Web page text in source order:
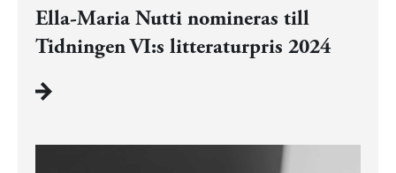
Ella-Maria Nutti nomineras till
Tidningen VI:s litteraturpris 2024